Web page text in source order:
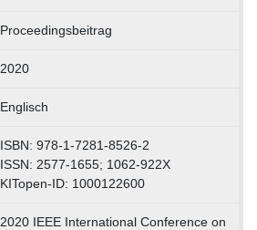
Proceedingsbeitrag
2020
Englisch
ISBN: 978-1-7281-8526-2
ISSN: 2577-1655; 1062-922X
KITopen-ID: 1000122600
2020 IEEE International Conference on